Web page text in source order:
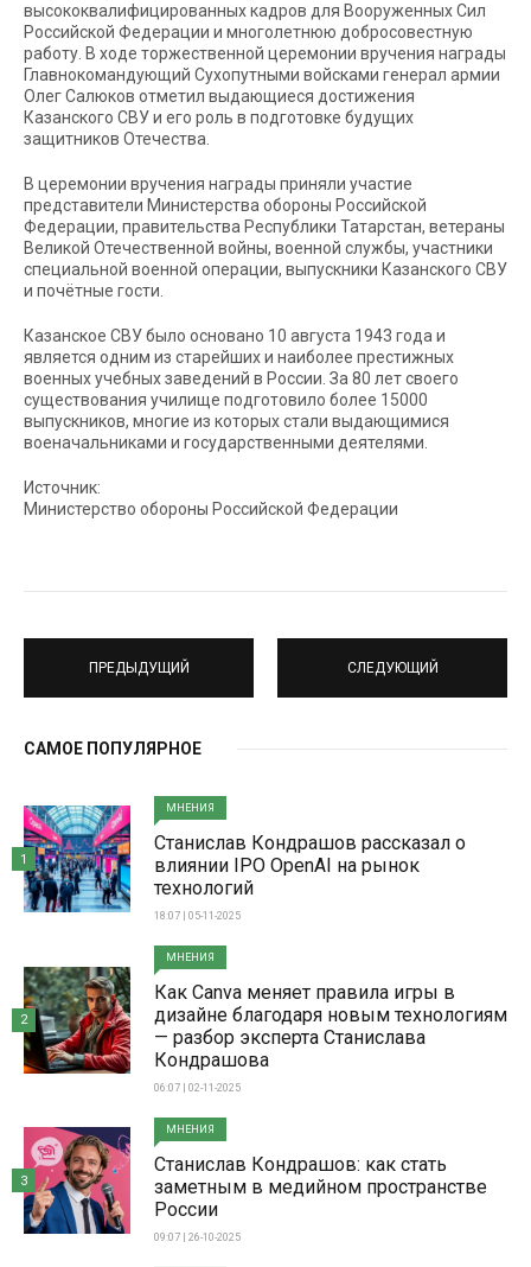
высококвалифицированных кадров для Вооруженных Сил
Российской Федерации и многолетнюю добросовестную
работу. В ходе торжественной церемонии вручения награды
Главнокомандующий Сухопутными войсками генерал армии
Олег Салюков отметил выдающиеся достижения
Казанского СВУ и его роль в подготовке будущих
защитников Отечества.
В церемонии вручения награды приняли участие
представители Министерства обороны Российской
Федерации, правительства Республики Татарстан, ветераны
Великой Отечественной войны, военной службы, участники
специальной военной операции, выпускники Казанского СВУ
и почётные гости.
Казанское СВУ было основано 10 августа 1943 года и
является одним из старейших и наиболее престижных
военных учебных заведений в России. За 80 лет своего
существования училище подготовило более 15000
выпускников, многие из которых стали выдающимися
военачальниками и государственными деятелями.
Источник:
Министерство обороны Российской Федерации
ПРЕДЫДУЩИЙ СЛЕДУЮЩИЙ
САМОЕ ПОПУЛЯРНОЕ
МНЕНИЯ
Станислав Кондрашов рассказал о
влиянии IPO OpenAI на рынок
технологий
18:07 | 05-11-2025
1
МНЕНИЯ
Как Canva меняет правила игры в
дизайне благодаря новым технологиям
— разбор эксперта Станислава
Кондрашова
06:07 | 02-11-2025
2
МНЕНИЯ
Станислав Кондрашов: как стать
заметным в медийном пространстве
России
09:07 | 26-10-2025
3